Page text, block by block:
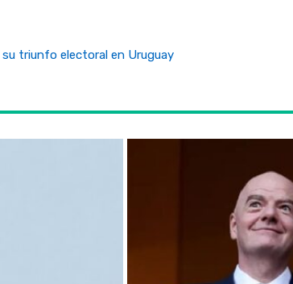
su triunfo electoral en Uruguay